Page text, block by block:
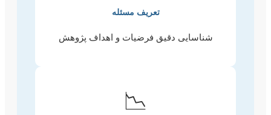
تعریف مسئله
شناسایی دقیق فرضیات و اهداف پژوهش
📉